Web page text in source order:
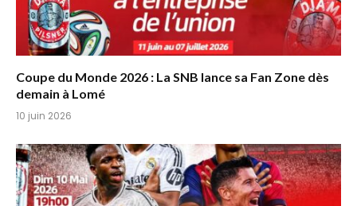
Coupe du Monde 2026 : La SNB lance sa Fan Zone dès
demain à Lomé
10 juin 2026